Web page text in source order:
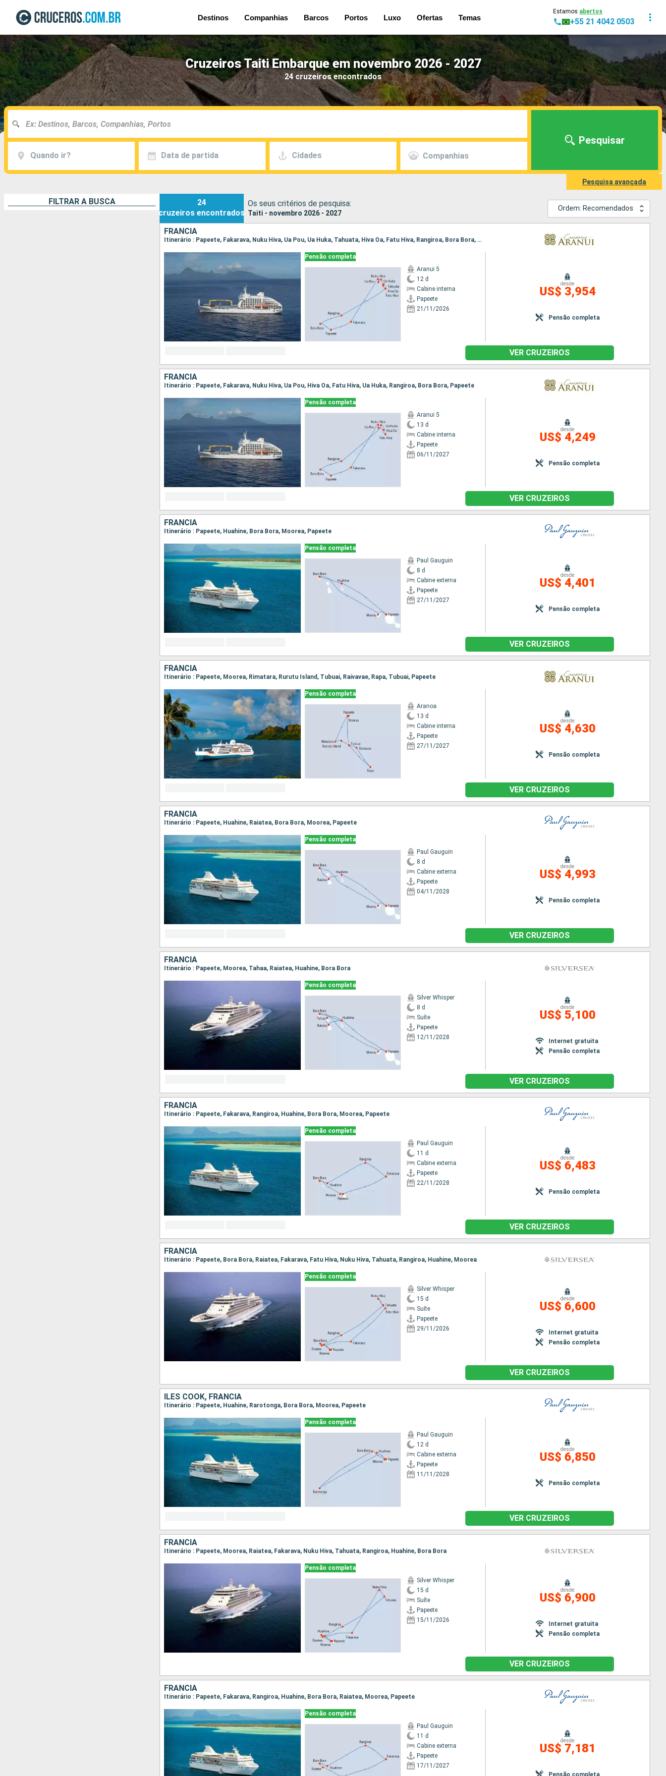
Destinos Companhias Barcos Portos Luxo Ofertas Temas
Estamos abertos
+55 21 4042 0503
Cruzeiros Taiti Embarque em novembro 2026 - 2027
24 cruzeiros encontrados
Quando ir? Data de partida Cidades Companhias
Pesquisar
Pesquisa avançada
FILTRAR A BUSCA
24
cruzeiros encontrados
Os seus critérios de pesquisa:
Taiti - novembro 2026 - 2027
Ordem: Recomendados
FRANCIA
Itinerário : Papeete, Fakarava, Nuku Hiva, Ua Pou, Ua Huka, Tahuata, Hiva Oa, Fatu Hiva, Rangiroa, Bora Bora, Papeete
Pensão completa
Aranui 5
12 d
Cabine interna
Papeete
21/11/2026
desde
US$ 3,954
Pensão completa
VER CRUZEIROS
FRANCIA
Itinerário : Papeete, Fakarava, Nuku Hiva, Ua Pou, Hiva Oa, Fatu Hiva, Ua Huka, Rangiroa, Bora Bora, Papeete
Pensão completa
Aranui 5
13 d
Cabine interna
Papeete
06/11/2027
desde
US$ 4,249
Pensão completa
VER CRUZEIROS
FRANCIA
Itinerário : Papeete, Huahine, Bora Bora, Moorea, Papeete
Pensão completa
Paul Gauguin
8 d
Cabine externa
Papeete
27/11/2027
desde
US$ 4,401
Pensão completa
VER CRUZEIROS
FRANCIA
Itinerário : Papeete, Moorea, Rimatara, Rurutu Island, Tubuai, Raivavae, Rapa, Tubuai, Papeete
Pensão completa
Aranoa
13 d
Cabine interna
Papeete
27/11/2027
desde
US$ 4,630
Pensão completa
VER CRUZEIROS
FRANCIA
Itinerário : Papeete, Huahine, Raiatea, Bora Bora, Moorea, Papeete
Pensão completa
Paul Gauguin
8 d
Cabine externa
Papeete
04/11/2028
desde
US$ 4,993
Pensão completa
VER CRUZEIROS
FRANCIA
Itinerário : Papeete, Moorea, Tahaa, Raiatea, Huahine, Bora Bora
Pensão completa
Silver Whisper
8 d
Suíte
Papeete
12/11/2028
desde
US$ 5,100
Internet gratuita
Pensão completa
VER CRUZEIROS
FRANCIA
Itinerário : Papeete, Fakarava, Rangiroa, Huahine, Bora Bora, Moorea, Papeete
Pensão completa
Paul Gauguin
11 d
Cabine externa
Papeete
22/11/2028
desde
US$ 6,483
Pensão completa
VER CRUZEIROS
FRANCIA
Itinerário : Papeete, Bora Bora, Raiatea, Fakarava, Fatu Hiva, Nuku Hiva, Tahuata, Rangiroa, Huahine, Moorea
Pensão completa
Silver Whisper
15 d
Suíte
Papeete
29/11/2026
desde
US$ 6,600
Internet gratuita
Pensão completa
VER CRUZEIROS
ILES COOK, FRANCIA
Itinerário : Papeete, Huahine, Rarotonga, Bora Bora, Moorea, Papeete
Pensão completa
Paul Gauguin
12 d
Cabine externa
Papeete
11/11/2028
desde
US$ 6,850
Pensão completa
VER CRUZEIROS
FRANCIA
Itinerário : Papeete, Moorea, Raiatea, Fakarava, Nuku Hiva, Tahuata, Rangiroa, Huahine, Bora Bora
Pensão completa
Silver Whisper
15 d
Suíte
Papeete
15/11/2026
desde
US$ 6,900
Internet gratuita
Pensão completa
VER CRUZEIROS
FRANCIA
Itinerário : Papeete, Fakarava, Rangiroa, Huahine, Bora Bora, Raiatea, Moorea, Papeete
Pensão completa
Paul Gauguin
11 d
Cabine externa
Papeete
17/11/2027
desde
US$ 7,181
Pensão completa